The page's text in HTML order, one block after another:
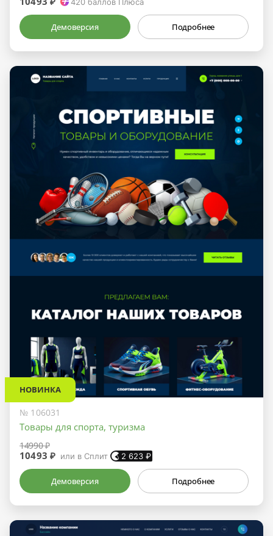
420 баллов Плюса
Демоверсия Подробнее
НОВИНКА
№ 106031
Товары для спорта, туризма
14990 ₽
10493 ₽ или в Сплит 2 623 ₽
Демоверсия Подробнее